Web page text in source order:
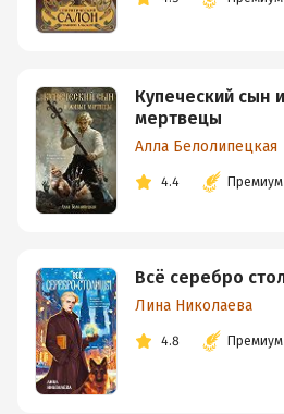
Купеческий сын
мертвецы
Алла Белолипецкая
4.4 Премиум
Всё серебро
Лина Николаева
4.8 Премиум